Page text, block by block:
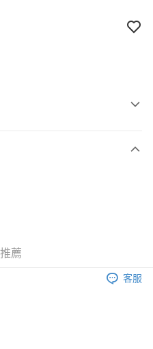
作天到店，7天內取。逾期後
薦
客服